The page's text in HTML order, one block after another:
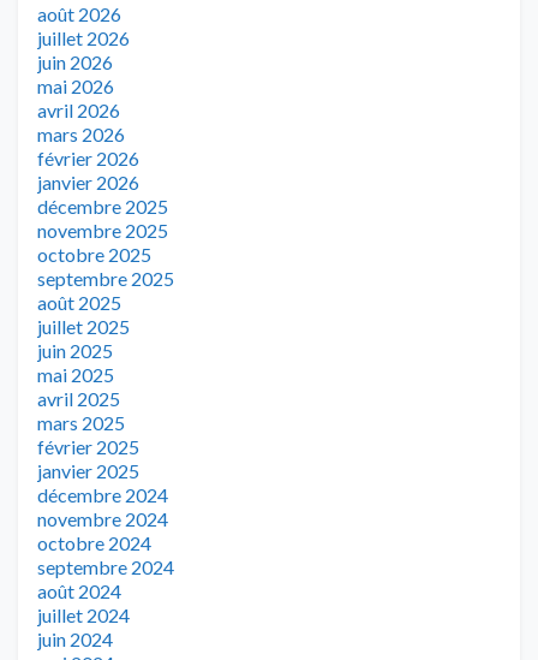
août 2026
juillet 2026
juin 2026
mai 2026
avril 2026
mars 2026
février 2026
janvier 2026
décembre 2025
novembre 2025
octobre 2025
septembre 2025
août 2025
juillet 2025
juin 2025
mai 2025
avril 2025
mars 2025
février 2025
janvier 2025
décembre 2024
novembre 2024
octobre 2024
septembre 2024
août 2024
juillet 2024
juin 2024